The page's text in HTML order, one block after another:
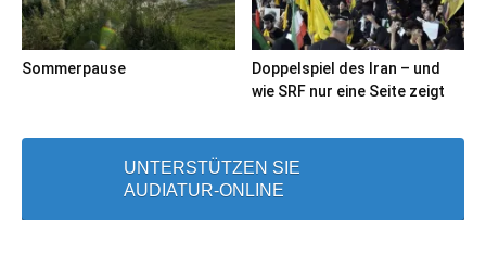
Sommerpause
Doppelspiel des Iran – und
wie SRF nur eine Seite zeigt
UNTERSTÜTZEN SIE
AUDIATUR-ONLINE